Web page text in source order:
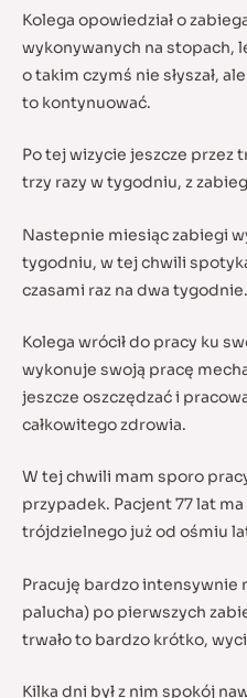
Kolega opowiedział o
wykonywanych na stopach,
o takim czymś nie słyszał,
to kontynuować.
Po tej wizycie jeszcze przez
trzy razy w tygodniu, z
Nastepnie miesiąc zabiegi
tygodniu, w tej chwili
czasami raz na dwa tygodnie.
Kolega wrócił do pracy ku
wykonuje swoją pracę
jeszcze oszczędzać i
całkowitego zdrowia.
W tej chwili mam sporo
przypadek. Pacjent 77 lat
trójdzielnego już od ośmiu
Pracuję bardzo intensywnie
palucha) po pierwszych
trwało to bardzo krótko,
Kilka dni był z nim spokój